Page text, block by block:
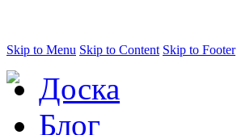
Skip to Menu Skip to Content Skip to Footer
Доска
Блог